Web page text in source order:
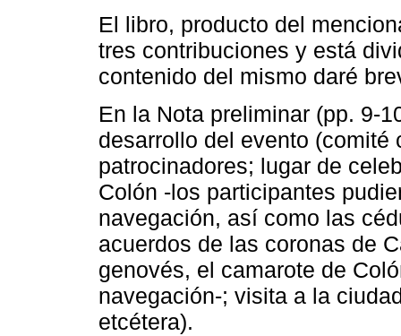
El libro, producto del
tres contribuciones y está
contenido del mismo daré
En la Nota preliminar (pp. 9-
desarrollo del evento
patrocinadores; lugar de
Colón -los participantes
navegación, así como las
acuerdos de las coronas de
genovés, el camarote de
navegación-; visita a la
etcétera).